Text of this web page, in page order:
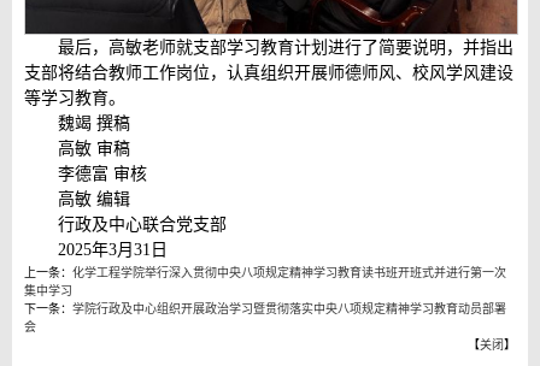
最后，高敏老师就支部学习教育计划进行了简要说明，并指出
支部将结合教师工作岗位，认真组织开展师德师风、校风学风建设
等学习教育。
魏竭 撰稿
高敏 审稿
李德富 审核
高敏 编辑
行政及中心联合党支部
2025年3月31日
上一条： 化学工程学院举行深入贯彻中央八项规定精神学习教育读书班开班式并进行第一次
集中学习
下一条： 学院行政及中心组织开展政治学习暨贯彻落实中央八项规定精神学习教育动员部署
会
【关闭 】